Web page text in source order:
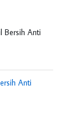
Anti